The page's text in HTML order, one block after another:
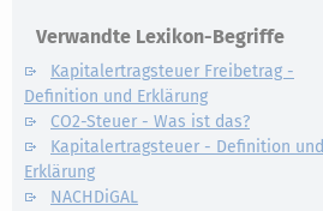
Verwandte Lexikon-Begriffe
Kapitalertragsteuer Freibetrag -
Definition und Erklärung
CO2-Steuer - Was ist das?
Kapitalertragsteuer - Definition und
Erklärung
NACHDiGAL